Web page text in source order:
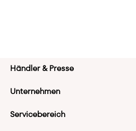
Händler & Presse
Unternehmen
Servicebereich